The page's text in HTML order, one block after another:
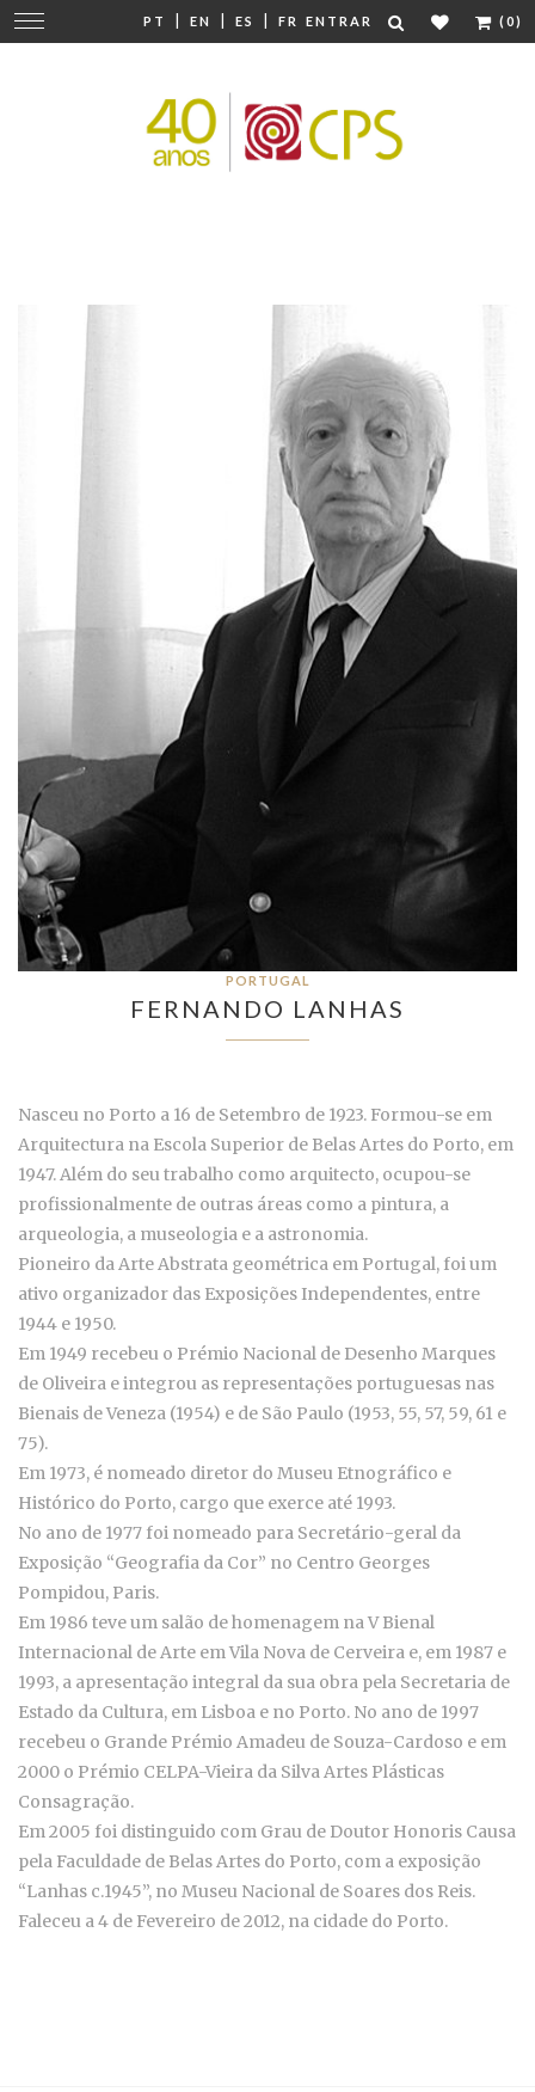
PT | EN | ES | FR ENTRAR (0)
Mudar
navegação
PORTUGAL
FERNANDO LANHAS
Nasceu no Porto a 16 de Setembro de 1923. Formou-se em
Arquitectura na Escola Superior de Belas Artes do Porto, em
1947. Além do seu trabalho como arquitecto, ocupou-se
profissionalmente de outras áreas como a pintura, a
arqueologia, a museologia e a astronomia.
Pioneiro da Arte Abstrata geométrica em Portugal, foi um
ativo organizador das Exposições Independentes, entre
1944 e 1950.
Em 1949 recebeu o Prémio Nacional de Desenho Marques
de Oliveira e integrou as representações portuguesas nas
Bienais de Veneza (1954) e de São Paulo (1953, 55, 57, 59, 61 e
75).
Em 1973, é nomeado diretor do Museu Etnográfico e
Histórico do Porto, cargo que exerce até 1993.
No ano de 1977 foi nomeado para Secretário-geral da
Exposição “Geografia da Cor” no Centro Georges
Pompidou, Paris.
Em 1986 teve um salão de homenagem na V Bienal
Internacional de Arte em Vila Nova de Cerveira e, em 1987 e
1993, a apresentação integral da sua obra pela Secretaria de
Estado da Cultura, em Lisboa e no Porto. No ano de 1997
recebeu o Grande Prémio Amadeu de Souza-Cardoso e em
2000 o Prémio CELPA-Vieira da Silva Artes Plásticas
Consagração.
Em 2005 foi distinguido com Grau de Doutor Honoris Causa
pela Faculdade de Belas Artes do Porto, com a exposição
“Lanhas c.1945”, no Museu Nacional de Soares dos Reis.
Faleceu a 4 de Fevereiro de 2012, na cidade do Porto.